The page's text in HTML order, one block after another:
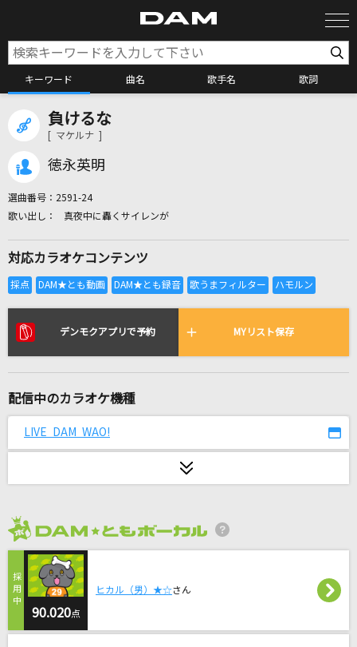
キーワード 曲名 歌手名 歌詞
全国りれき
リアルタイムで歌われている曲の一覧
ultra魂
雨
MIQ(MIO)
六兆年と一夜物語
負けるな
[ マケルナ ]
徳永英明
選曲番号： 2591-24
真夜中に轟くサイレンが
対応カラオケコンテンツ
デンモクアプリで予約 MYリスト保存
配信中のカラオケ機種
LIVE DAM WAO!
90.020点
ヒカル（男）★☆さん